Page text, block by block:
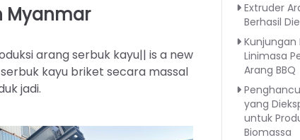
Myanmar
arang serbuk kayu|| is a new
kayu briket secara massal
jadi.
Extruder
Berhasil
Kunjungan
Linimasa
Arang BBQ
yang
untuk
Biomassa